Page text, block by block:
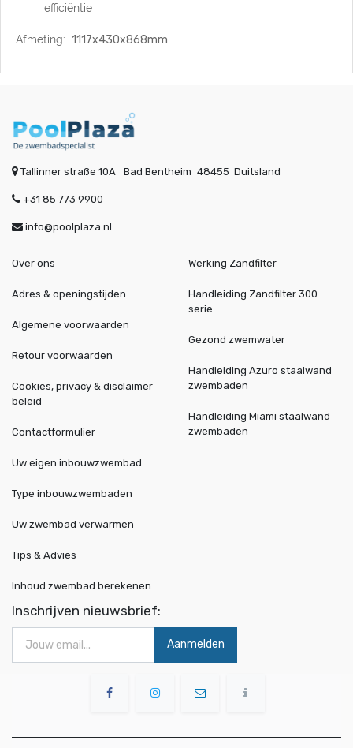
efficiëntie
Afmeting: 1117x430x868mm
Tallinner straße 10A Bad Bentheim 48455 Duitsland
+31 85 773 9900
info@poolplaza.nl
Over ons
Adres & openingstijden
Algemene voorwaarden
Retour voorwaarden
Cookies, privacy & disclaimer
beleid
Contactformulier
Werking Zandfilter
Handleiding Zandfilter 300
serie
Gezond zwemwater
Handleiding Azuro staalwand
zwembaden
Handleiding Miami staalwand
zwembaden
Uw eigen inbouwzwembad
Type inbouwzwembaden
Uw zwembad verwarmen
Tips & Advies
Inhoud zwembad berekenen
Inschrijven nieuwsbrief:
Aanmelden